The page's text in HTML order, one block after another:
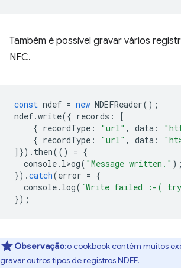
Também é possível gravar vários
NFC.
const ndef = new NDEFReader();
ndef.write({ records :
[
{ recordType : "url" , data :
{ recordType : "url" , data :
]}). then(() = {
console. l>og( "Message written." );
}).catch(error = {
console. log( `Write failed :-( try
});
Observação:ocookbookcontém muitos
gravar outros tipos de registros NDEF.